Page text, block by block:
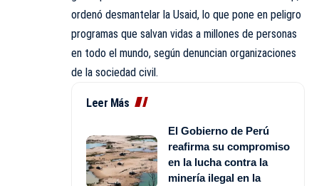
ordenó desmantelar la Usaid, lo que pone en peligro
programas que salvan vidas a millones de personas
en todo el mundo, según denuncian organizaciones
de la sociedad civil.
Leer Más
El Gobierno de Perú
reafirma su compromiso
en la lucha contra la
minería ilegal en la